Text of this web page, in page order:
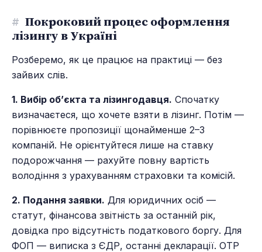
# Покроковий процес оформлення
лізингу в Україні
Розберемо, як це працює на практиці — без
зайвих слів.
1. Вибір об’єкта та лізингодавця. Спочатку
визначаєтеся, що хочете взяти в лізинг. Потім —
порівнюєте пропозиції щонайменше 2–3
компаній. Не орієнтуйтеся лише на ставку
подорожчання — рахуйте повну вартість
володіння з урахуванням страховки та комісій.
2. Подання заявки. Для юридичних осіб —
статут, фінансова звітність за останній рік,
довідка про відсутність податкового боргу. Для
ФОП — виписка з ЄДР, останні декларації. OTP